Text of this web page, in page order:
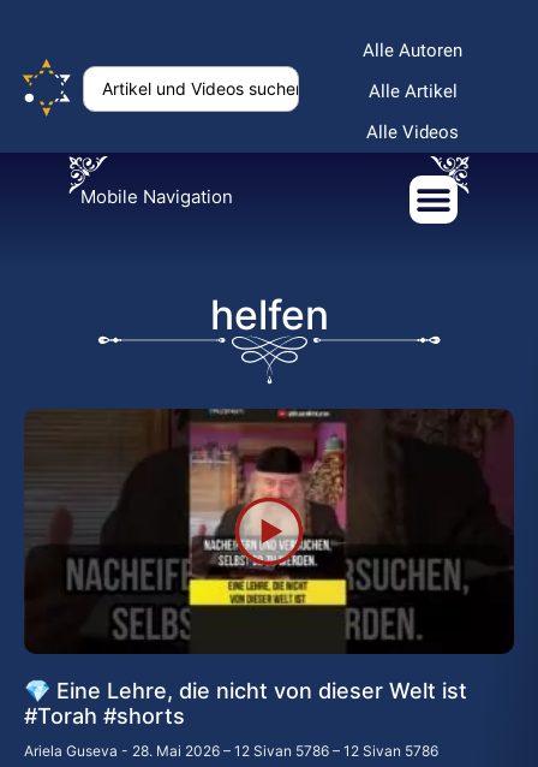
Alle Autoren
Alle Artikel
Alle Videos
Mobile Navigation
helfen
💎 Eine Lehre, die nicht von dieser Welt ist
#Torah #shorts
Ariela Guseva 28. Mai 2026 – 12 Sivan 5786 – 12 Sivan 5786